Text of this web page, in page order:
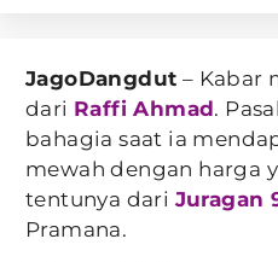
JagoDangdut – Kabar
dari Raffi Ahmad.
bahagia saat ia
mewah dengan harga
tentunya dari Juragan
Pramana.